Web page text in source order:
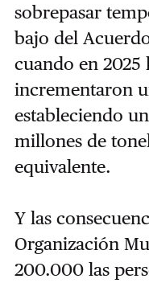
sobrepasar
bajo del
cuando en 2025
incrementaron
estableciendo
millones de
equivalente.
Y las
Organización
200.000 las